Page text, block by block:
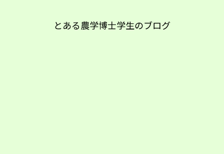
とある農学博士学生のブログ